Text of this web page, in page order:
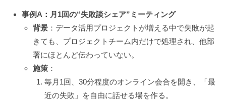
事例A：月1回の“失敗談シェア”ミーティング
背景 ：データ活用プロジェクトが増える中で失敗が起
きても、プロジェクトチーム内だけで処理され、他部
署にほとんど伝わっていない。
施策 ：
毎月1回、30分程度のオンライン会合を開き、「最
近の失敗」を自由に話せる場を作る。